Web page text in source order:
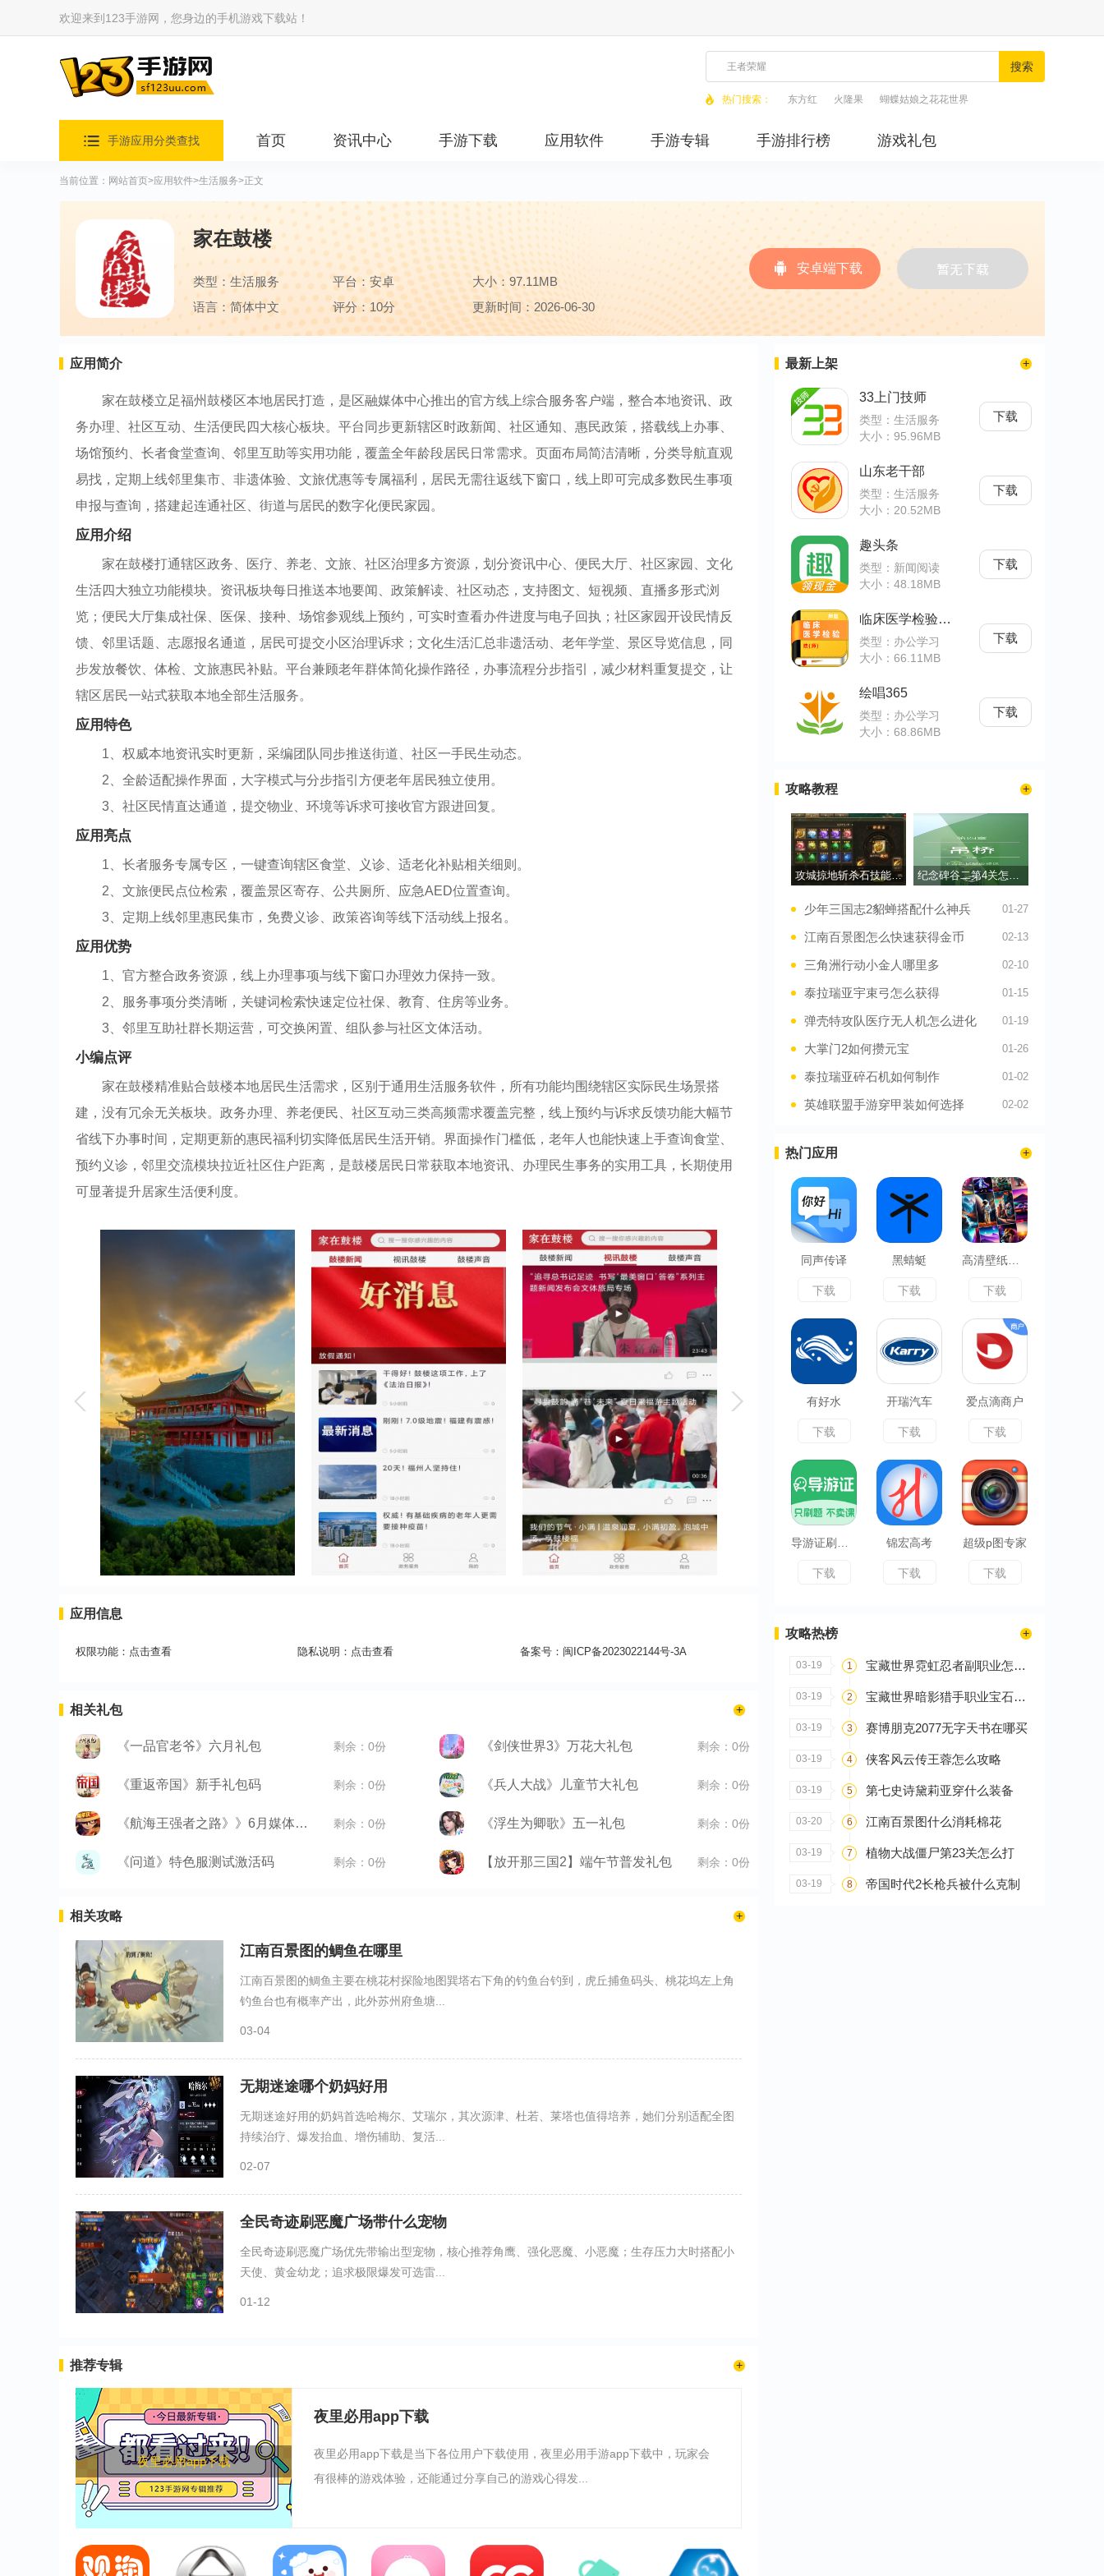
欢迎来到123手游网，您身边的手机游戏下载站！
搜索
热门搜索： 东方红 火隆果 蝴蝶姑娘之花花世界
手游应用分类查找 首页 资讯中心 手游下载 应用软件 手游专辑 手游排行榜 游戏礼包
当前位置： 网站首页>应用软件>生活服务>正文
家在鼓楼
类型：生活服务 平台：安卓
大小：97.11MB
语言：简体中文
评分：10分 更新时间：2026-06-30
安卓端下载
应用简介
家在鼓楼立足福州鼓楼区本地居民打造，是区融媒体中心推出的官方线上综合服务客户端，整合本地资讯、政
务办理、社区互动、生活便民四大核心板块。平台同步更新辖区时政新闻、社区通知、惠民政策，搭载线上办事、
场馆预约、长者食堂查询、邻里互助等实用功能，覆盖全年龄段居民日常需求。页面布局简洁清晰，分类导航直观
易找，定期上线邻里集市、非遗体验、文旅优惠等专属福利，居民无需往返线下窗口，线上即可完成多数民生事项
申报与查询，搭建起连通社区、街道与居民的数字化便民家园。
应用介绍
家在鼓楼打通辖区政务、医疗、养老、文旅、社区治理多方资源，划分资讯中心、便民大厅、社区家园、文化
生活四大独立功能模块。资讯板块每日推送本地要闻、政策解读、社区动态，支持图文、短视频、直播多形式浏
览；便民大厅集成社保、医保、接种、场馆参观线上预约，可实时查看办件进度与电子回执；社区家园开设民情反
馈、邻里话题、志愿报名通道，居民可提交小区治理诉求；文化生活汇总非遗活动、老年学堂、景区导览信息，同
步发放餐饮、体检、文旅惠民补贴。平台兼顾老年群体简化操作路径，办事流程分步指引，减少材料重复提交，让
辖区居民一站式获取本地全部生活服务。
应用特色
1、权威本地资讯实时更新，采编团队同步推送街道、社区一手民生动态。
2、全龄适配操作界面，大字模式与分步指引方便老年居民独立使用。
3、社区民情直达通道，提交物业、环境等诉求可接收官方跟进回复。
应用亮点
1、长者服务专属专区，一键查询辖区食堂、义诊、适老化补贴相关细则。
2、文旅便民点位检索，覆盖景区寄存、公共厕所、应急AED位置查询。
3、定期上线邻里惠民集市，免费义诊、政策咨询等线下活动线上报名。
应用优势
1、官方整合政务资源，线上办理事项与线下窗口办理效力保持一致。
2、服务事项分类清晰，关键词检索快速定位社保、教育、住房等业务。
3、邻里互助社群长期运营，可交换闲置、组队参与社区文体活动。
小编点评
家在鼓楼精准贴合鼓楼本地居民生活需求，区别于通用生活服务软件，所有功能均围绕辖区实际民生场景搭
建，没有冗余无关板块。政务办理、养老便民、社区互动三类高频需求覆盖完整，线上预约与诉求反馈功能大幅节
省线下办事时间，定期更新的惠民福利切实降低居民生活开销。界面操作门槛低，老年人也能快速上手查询食堂、
预约义诊，邻里交流模块拉近社区住户距离，是鼓楼居民日常获取本地资讯、办理民生事务的实用工具，长期使用
可显著提升居家生活便利度。
应用信息
权限功能： 点击查看 隐私说明： 点击查看 备案号： 闽ICP备2023022144号-3A
相关礼包
《一品官老爷》六月礼包 剩余：0份 《剑侠世界3》万花大礼包 剩余：0份
《重返帝国》新手礼包码 剩余：0份 《兵人大战》儿童节大礼包 剩余：0份
《航海王强者之路》》6月媒体礼包 剩余：0份 《浮生为卿歌》五一礼包 剩余：0份
《问道》特色服测试激活码 剩余：0份 【放开那三国2】端午节普发礼包 剩余：0份
相关攻略
江南百景图的鲷鱼在哪里
江南百景图的鲷鱼主要在桃花村探险地图巽塔右下角的钓鱼台钓到，虎丘捕鱼码头、桃花坞左上角
钓鱼台也有概率产出，此外苏州府鱼塘...
03-04
无期迷途哪个奶妈好用
无期迷途好用的奶妈首选哈梅尔、艾瑞尔，其次源津、杜若、莱塔也值得培养，她们分别适配全图
持续治疗、爆发抬血、增伤辅助、复活...
02-07
全民奇迹刷恶魔广场带什么宠物
全民奇迹刷恶魔广场优先带输出型宠物，核心推荐角鹰、强化恶魔、小恶魔；生存压力大时搭配小
天使、黄金幼龙；追求极限爆发可选雷...
01-12
推荐专辑
夜里必用app下载
夜里必用app下载
夜里必用app下载是当下各位用户下载使用，夜里必用手游app下载中，玩家会
有很棒的游戏体验，还能通过分享自己的游戏心得发...
最新上架
33上门技师
类型：生活服务
大小：95.96MB
下载
山东老干部
类型：生活服务
大小：20.52MB
下载
趣头条
类型：新闻阅读
大小：48.18MB
下载
临床医学检验技师牛题库
类型：办公学习
大小：66.11MB
下载
绘唱365
类型：办公学习
大小：68.86MB
下载
攻略教程
攻城掠地斩杀石技能怎么洗 纪念碑谷二第4关怎么通过
少年三国志2貂蝉搭配什么神兵 01-27
江南百景图怎么快速获得金币 02-13
三角洲行动小金人哪里多 02-10
泰拉瑞亚宇束弓怎么获得 01-15
弹壳特攻队医疗无人机怎么进化 01-19
大掌门2如何攒元宝 01-26
泰拉瑞亚碎石机如何制作 01-02
英雄联盟手游穿甲装如何选择 02-02
热门应用
同声传译
下载
黑蜻蜓
下载 下载
有好水
下载
开瑞汽车
下载
爱点滴商户
下载
下载
锦宏高考
下载
超级p图专家
下载
攻略热榜
03-19 1 宝藏世界霓虹忍者副职业怎么选
03-19 2 宝藏世界暗影猎手职业宝石怎么搭配
03-19 3 赛博朋克2077无字天书在哪买
03-19 4 侠客风云传王蓉怎么攻略
03-19 5 第七史诗黛莉亚穿什么装备
03-20 6 江南百景图什么消耗棉花
03-19 7 植物大战僵尸第23关怎么打
03-19 8 帝国时代2长枪兵被什么克制